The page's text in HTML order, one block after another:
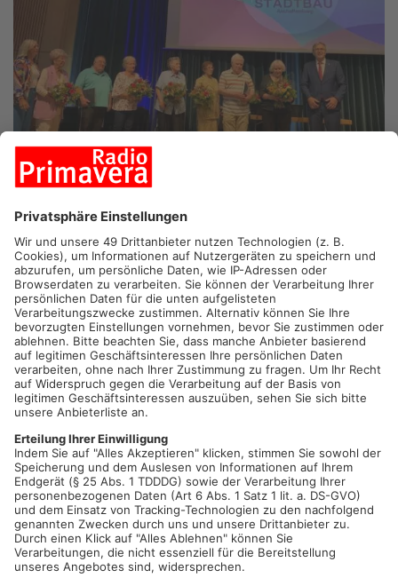
ASCHAFFENNBURG.Seit 75 Jahren bemüht sich die Stadtbau
GmbH, in Aschaffenburg bezahlbaren Wohnraum anzubieten.
Heute wurde das Jubiläum groß gefeiert. Mit einem Festakt in
der Stadthalle. Zuletzt hatte die Stadtbau in Nilkheim über
hundert Wohnungen in der Schoppenhauer Straße fertigstellen
und auf den Markt werfen können. 2025 soll der alte
Gabelsberger Block nördlich der TH abgerissen und dort
ebenfalls über 100 Wohnungen gebaut werden.
Mehr zum Thema
Oberbürgermeister Herzing sagte uns:
PLAY
00:16
MUTE